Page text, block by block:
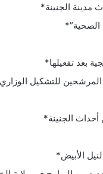
الصحية”*
بعد تفعيلها*
المرشحين للتشكيل
الجنينة*